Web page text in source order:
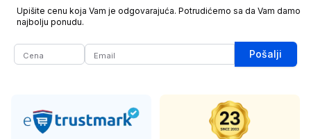
Upišite cenu koja Vam je odgovarajuća. Potrudićemo sa da Vam damo
najbolju ponudu.
Pošalji